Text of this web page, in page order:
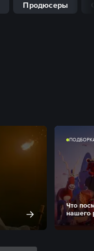
Продюсеры
Что
нашего